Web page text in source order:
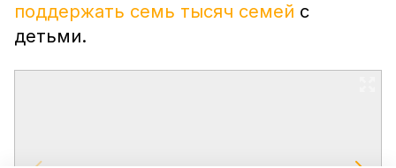
поддержать семь тысяч семей с
детьми.